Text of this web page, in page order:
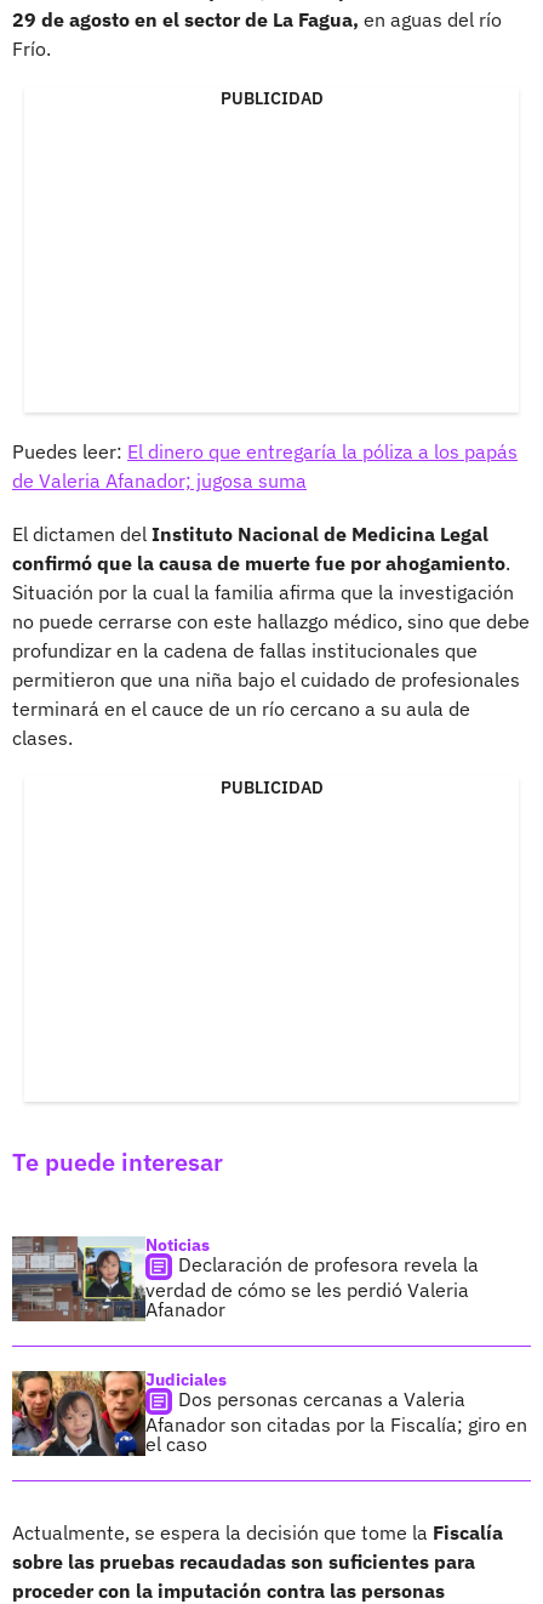
29 de agosto en el sector de La Fagua, en aguas del río
Frío.
PUBLICIDAD
Puedes leer: El dinero que entregaría la póliza a los papás
de Valeria Afanador; jugosa suma
El dictamen del Instituto Nacional de Medicina Legal
confirmó que la causa de muerte fue por ahogamiento.
Situación por la cual la familia afirma que la investigación
no puede cerrarse con este hallazgo médico, sino que debe
profundizar en la cadena de fallas institucionales que
permitieron que una niña bajo el cuidado de profesionales
terminará en el cauce de un río cercano a su aula de
clases.
PUBLICIDAD
Te puede interesar
Noticias
Declaración de profesora revela la
verdad de cómo se les perdió Valeria
Afanador
Judiciales
Dos personas cercanas a Valeria
Afanador son citadas por la Fiscalía; giro en
el caso
Actualmente, se espera la decisión que tome la Fiscalía
sobre las pruebas recaudadas son suficientes para
proceder con la imputación contra las personas